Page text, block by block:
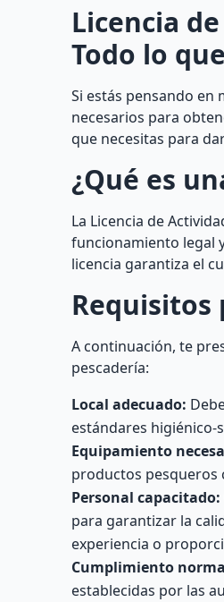
Licencia
Todo lo
Si estás pensando en
necesarios para
que necesitas para
¿Qué es
La Licencia de
funcionamiento legal
licencia garantiza el
Requisitos
A continuación, te
pescadería:
Local adecuado:
estándares higiénico-
Equipamiento
productos pesqueros
Personal capacitado:
para garantizar la
experiencia o
Cumplimiento
establecidas por las